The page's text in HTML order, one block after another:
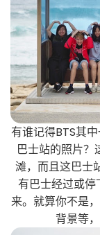
有谁记得BTS其
巴士站的照片？
滩，而且这巴士
有巴士经过或停
来。就算你不是
背景等